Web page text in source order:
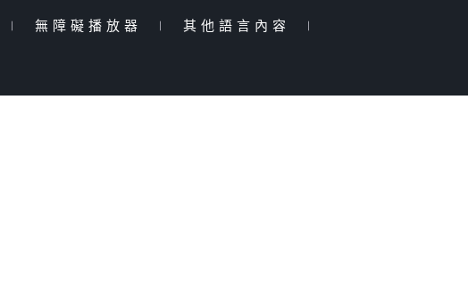
| 無障礙播放器 | 其他語言內容 |